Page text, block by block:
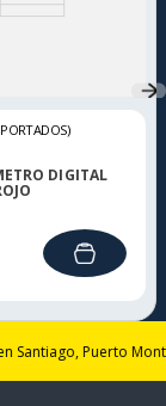
DIGITAL
Puerto Montt y